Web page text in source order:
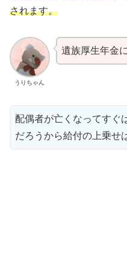
されます。
うりちゃん
遺族厚生年金
配偶者が亡くなってすぐ
だろうから給付の上乗せ